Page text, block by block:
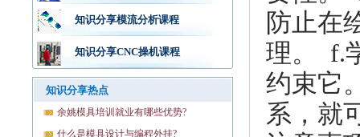
知识分享模流分析课程
知识分享CNC操机课程
知识分享热点
余姚模具培训就业有哪些优势?
什么是模具设计与编程外挂?
防止在
理。 f.
约束它
系，就